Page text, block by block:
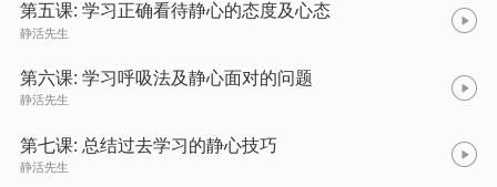
第五课: 学习正确看待静心的态度及心态
静活先生
第六课: 学习呼吸法及静心面对的问题
静活先生
第七课: 总结过去学习的静心技巧
静活先生